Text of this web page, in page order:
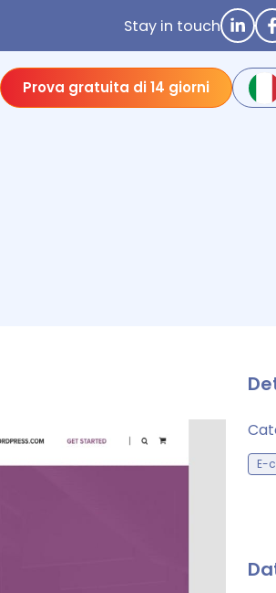
Stay in touch
Prova gratuita di 14 giorni
E-